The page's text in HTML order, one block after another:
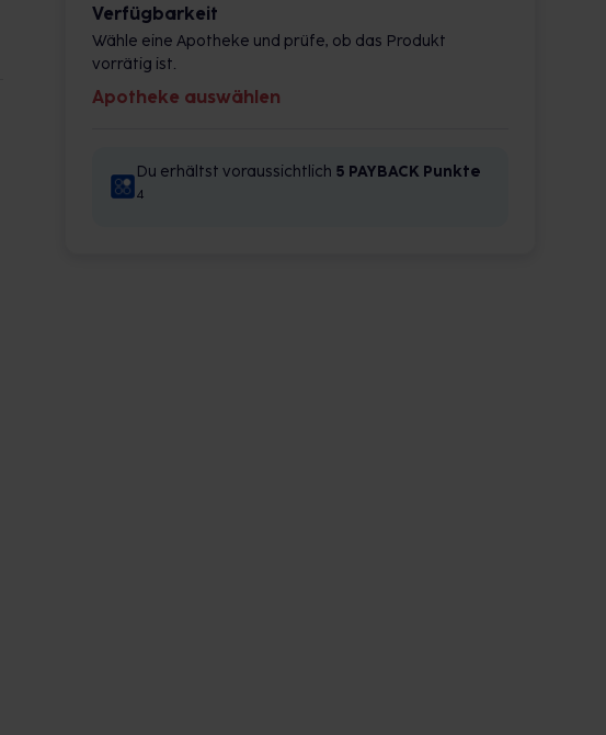
Verfügbarkeit
Wähle eine Apotheke und prüfe, ob das Produkt
vorrätig ist.
Apotheke auswählen
Du erhältst voraussichtlich 5 PAYBACK Punkte
4